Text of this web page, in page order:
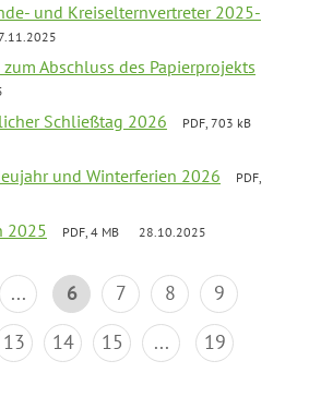
und Kreiselternvertreter 2025-
Abschluss des Papierprojekts
Schließtag 2026
PDF, 703 kB
und Winterferien 2026
PDF,
2025 PDF, 4 MB 28.10.2025
... 6 7 8
9
13 14 15 ... 19